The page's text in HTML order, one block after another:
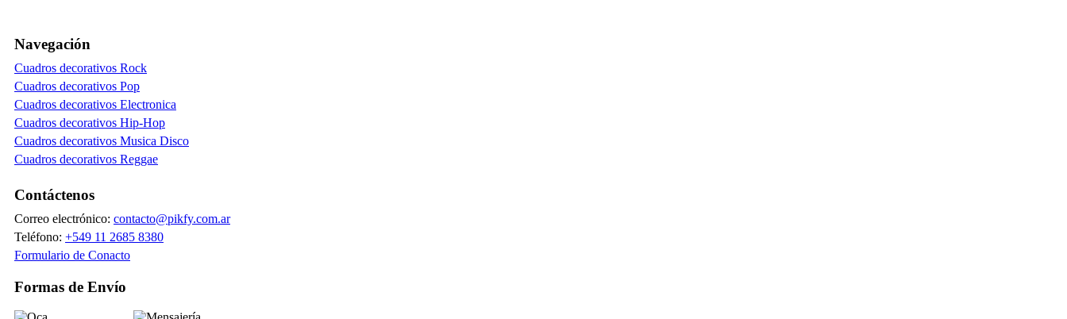
Navegación
Cuadros decorativos Rock
Cuadros decorativos Pop
Cuadros decorativos Electronica
Cuadros decorativos Hip-Hop
Cuadros decorativos Musica Disco
Cuadros decorativos Reggae
Contáctenos
Correo electrónico: contacto@pikfy.com.ar
Teléfono: +549 11 2685 8380
Formulario de Conacto
Formas de Envío